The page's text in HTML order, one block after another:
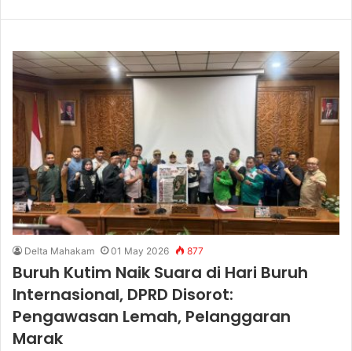
Delta Mahakam 01 May 2026 877
Buruh Kutim Naik Suara di Hari Buruh
Internasional, DPRD Disorot:
Pengawasan Lemah, Pelanggaran
Marak